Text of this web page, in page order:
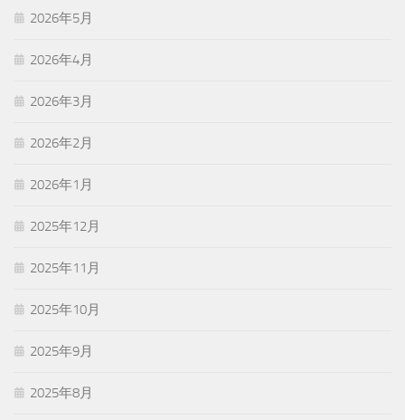
2026年5月
2026年4月
2026年3月
2026年2月
2026年1月
2025年12月
2025年11月
2025年10月
2025年9月
2025年8月